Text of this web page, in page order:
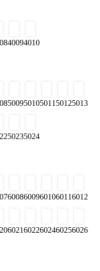
40094010
500950105011 50125013
50235024
60086009601060116012
60216022602460256026